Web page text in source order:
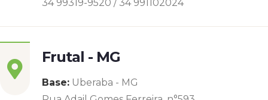
34 99319-9520 / 34 991102024
Frutal - MG
Base: Uberaba - MG